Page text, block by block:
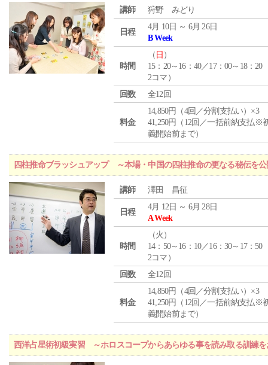
講師 狩野 みどり
日程
4月 10日 ～ 6月 26日
B Week
時間
（ 日 ）
15：20～16：40／17：00～18：20
2コマ）
回数
全12回
料金
14,850円（4回／分割支払い）×3
41,250円（12回／一括前納支払※
義開始前まで）
四柱推命ブラッシュアップ ～本場・中国の四柱推命の更なる秘伝を
講師 澤田 昌征
日程
4月 12日 ～ 6月 28日
A Week
時間
（火 ）
14：50～16：10／16：30～17：50
2コマ）
回数
全12回
料金
14,850円（4回／分割支払い）×3
41,250円（12回／一括前納支払※
義開始前まで）
西洋占星術初級実習 ～ホロスコープからあらゆる事を読み取る訓練を